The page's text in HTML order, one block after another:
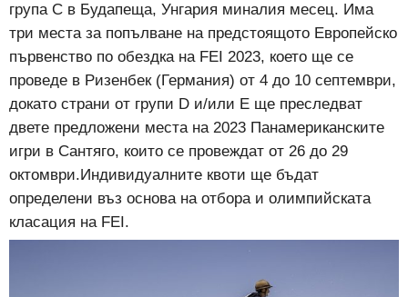
група C в Будапеща, Унгария миналия месец. Има
три места за попълване на предстоящото Европейско
първенство по обездка на FEI 2023, което ще се
проведе в Ризенбек (Германия) от 4 до 10 септември,
докато страни от групи D и/или E ще преследват
двете предложени места на 2023 Панамериканските
игри в Сантяго, които се провеждат от 26 до 29
октомври.Индивидуалните квоти ще бъдат
определени въз основа на отбора и олимпийската
класация на FEI.